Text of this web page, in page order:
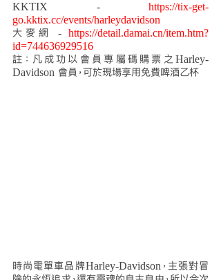
KKTIX - https://tix-get-
go.kktix.cc/events/harleydavidson
大麥網 - https://detail.damai.cn/item.htm?
id=744636929516
註：凡成功以會員專屬碼購票之Harley-
Davidson 會員，可於現場享用免費啤酒乙杯
時尚電單車品牌Harley-Davidson，主張對冒